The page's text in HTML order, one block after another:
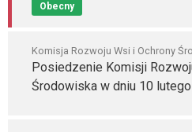
Obecny
Komisja Rozwoju Wsi i Ochrony
Posiedzenie Komisji
Środowiska w dniu 10